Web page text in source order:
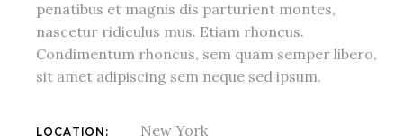
penatibus et magnis dis parturient montes,
nascetur ridiculus mus. Etiam rhoncus.
Condimentum rhoncus, sem quam semper libero,
sit amet adipiscing sem neque sed ipsum.
LOCATION: New York